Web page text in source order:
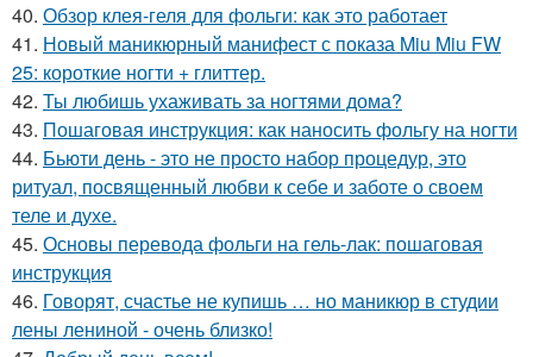
40. Обзор клея-геля для фольги: как это работает
41. Новый маникюрный манифест с показа Miu Miu FW
25: короткие ногти + глиттер.
42. Ты любишь ухаживать за ногтями дома?
43. Пошаговая инструкция: как наносить фольгу на ногти
44. Бьюти день - это не просто набор процедур, это
ритуал, посвященный любви к себе и заботе о своем
теле и духе.
45. Основы перевода фольги на гель-лак: пошаговая
инструкция
46. Говорят, счастье не купишь … но маникюр в студии
лены лениной - очень близко!